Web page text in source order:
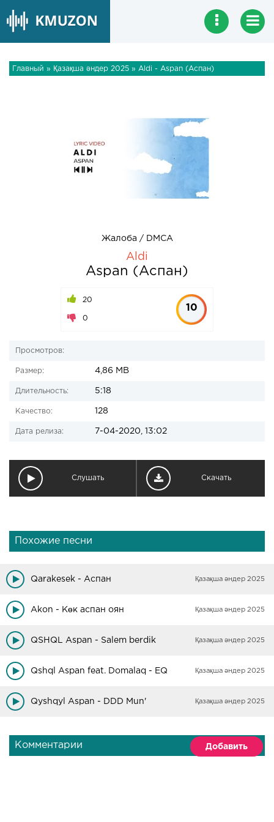
Главный » Қазақша әндер 2025 » Aldi - Aspan (Аспан)
Жалоба / DMCA
Aldi
Aspan (Аспан)
20
0
10
Просмотров:
Размер: 4,86 MB
Длительность: 5:18
Качество: 128
Дата релиза: 7-04-2020, 13:02
Слушать Скачать
Похожие песни
Qarakesek - Аспан Қазақша әндер 2025
Akon - Көк аспан оян Қазақша әндер 2025
QSHQL Aspan - Salem berdik Қазақша әндер 2025
Qshql Aspan feat. Domalaq - EQ Қазақша әндер 2025
Qyshqyl Aspan - DDD Mun' Қазақша әндер 2025
Комментарии Добавить